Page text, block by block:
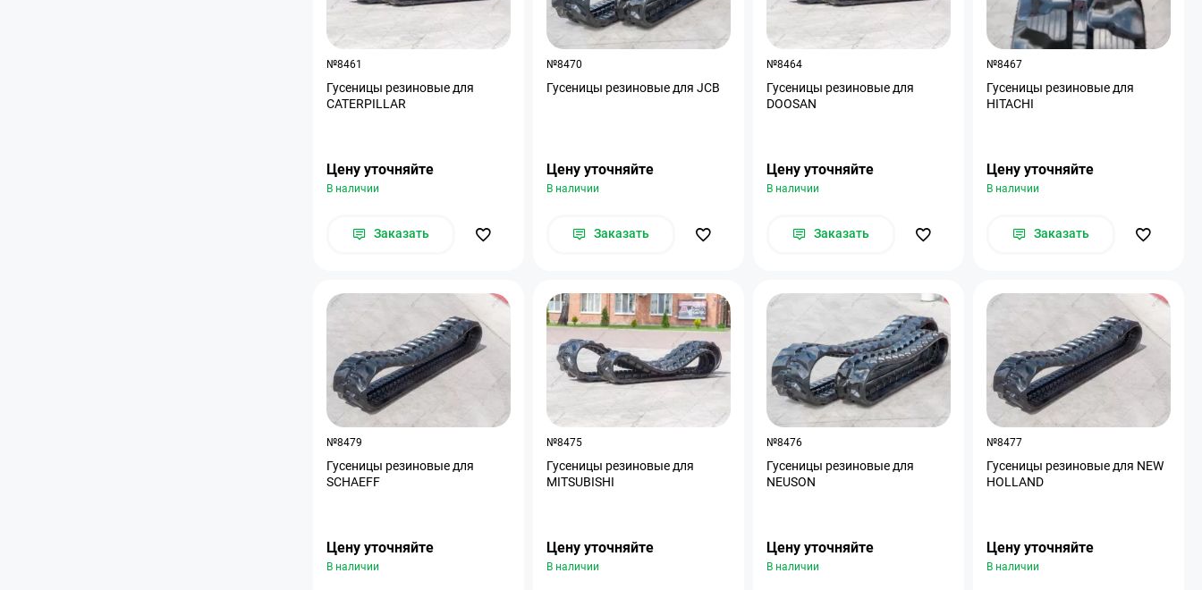
№8461
Гусеницы резиновые для
CATERPILLAR
Цену уточняйте
В наличии
Заказать
№8470
Гусеницы резиновые для JCB
Цену уточняйте
В наличии
Заказать
№8464
Гусеницы резиновые для
DOOSAN
Цену уточняйте
В наличии
Заказать
№8467
Гусеницы резиновые для
HITACHI
Цену уточняйте
В наличии
Заказать
№8479
Гусеницы резиновые для
SCHAEFF
Цену уточняйте
В наличии
№8475
Гусеницы резиновые для
MITSUBISHI
Цену уточняйте
В наличии
№8476
Гусеницы резиновые для
NEUSON
Цену уточняйте
В наличии
№8477
Гусеницы резиновые для NEW
HOLLAND
Цену уточняйте
В наличии